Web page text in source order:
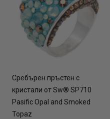
Сребърен пръстен с
кристали от Sw® SP710
Pasific Opal and Smoked
Topaz